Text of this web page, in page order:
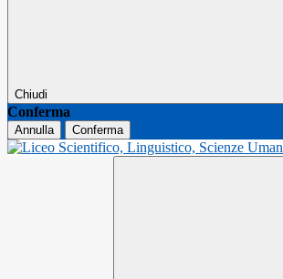
Chiudi
Conferma
Annulla Conferma